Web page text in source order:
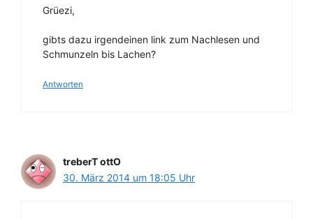
Grüezi,
gibts dazu irgendeinen link zum Nachlesen und
Schmunzeln bis Lachen?
Antworten
treberT ottO
30. März 2014 um 18:05 Uhr